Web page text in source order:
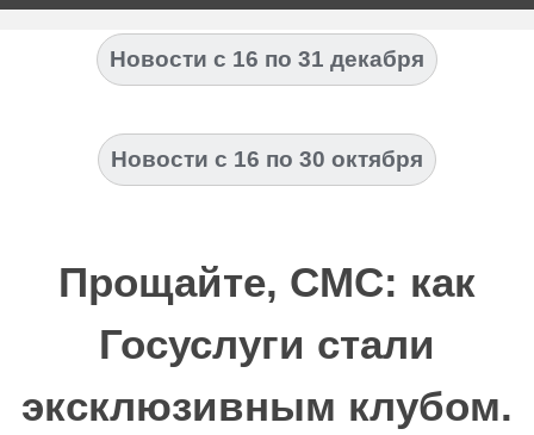
Новости с 16 по 31 декабря
Новости с 16 по 30 октября
Прощайте, СМС: как
Госуслуги стали
эксклюзивным клубом.